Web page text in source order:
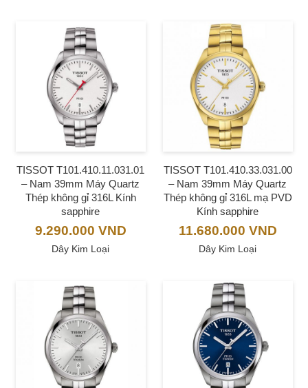
TISSOT T101.410.11.031.01
– Nam 39mm Máy Quartz
Thép không gỉ 316L Kính
sapphire
9.290.000 VND
Dây Kim Loại
TISSOT T101.410.33.031.00
– Nam 39mm Máy Quartz
Thép không gỉ 316L mạ PVD
Kính sapphire
11.680.000 VND
Dây Kim Loại